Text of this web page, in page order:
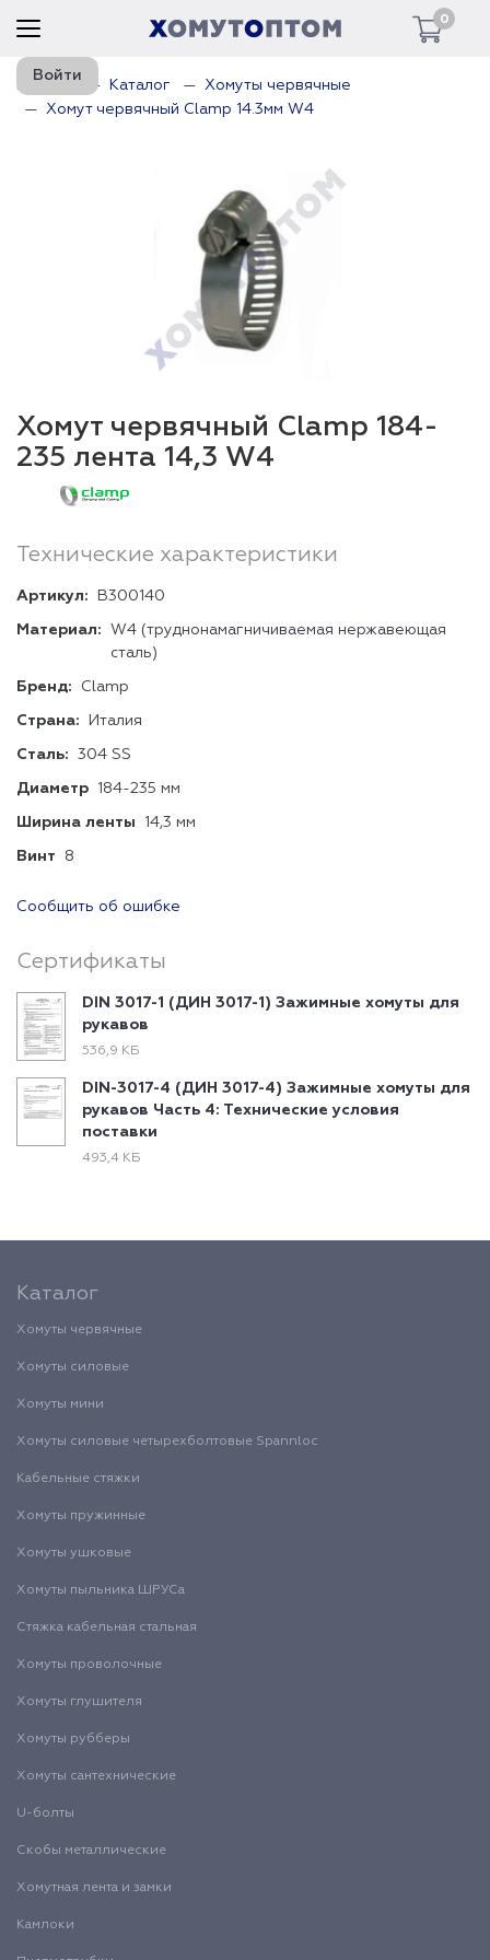
0
Войти
Главная Каталог
Хомуты червячные
Хомут червячный Clamp 14.3мм W4
Хомут червячный Clamp 184-
235 лента 14,3 W4
Технические характеристики
Артикул: В300140
Материал:
W4 (труднонамагничиваемая нержавеющая
сталь)
Бренд: Clamp
Страна: Италия
Сталь: 304 SS
Диаметр 184-235 мм
Ширина ленты 14,3 мм
Винт 8
Сообщить об ошибке
Сертификаты
DIN 3017-1 (ДИН 3017-1) Зажимные хомуты для
рукавов
536,9 КБ
DIN-3017-4 (ДИН 3017-4) Зажимные хомуты для
рукавов Часть 4: Технические условия
поставки
493,4 КБ
Каталог
Хомуты червячные
Хомуты силовые
Хомуты мини
Хомуты силовые четырехболтовые Spannloc
Кабельные стяжки
Хомуты пружинные
Хомуты ушковые
Хомуты пыльника ШРУСа
Стяжка кабельная стальная
Хомуты проволочные
Хомуты глушителя
Хомуты рубберы
Хомуты сантехнические
U-болты
Скобы металлические
Хомутная лента и замки
Камлоки